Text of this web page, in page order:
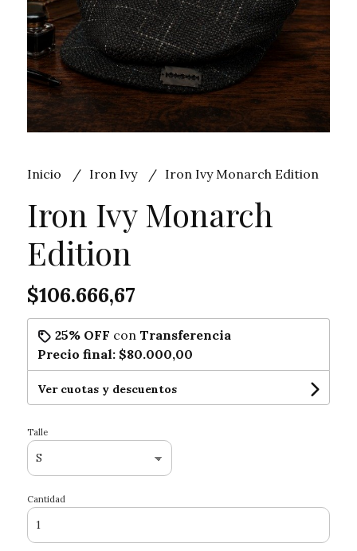
Inicio Iron Ivy Iron Ivy Monarch Edition
Iron Ivy Monarch
Edition
$106.666,67
25% OFF con Transferencia
Precio final: $80.000,00
Ver cuotas y descuentos
Talle
Cantidad